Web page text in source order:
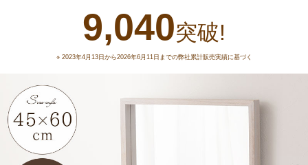
9,040突破!
※ 2023年4月13日から2026年6月11日までの弊社累計販売実績に基づく